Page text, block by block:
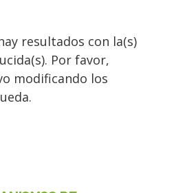
resultados con la(s)
Por favor,
modificando los